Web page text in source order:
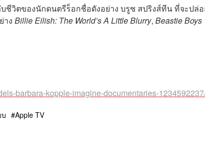
บชีวิตของนักดนตรีร็อกชื่อดังอย่าง บรูซ สปริงส์ทีน ที่จะปล่
าง Billie Eilish: The World’s A Little Blurry, Beastie Boys
barbara-kopple-imagine-documentaries-
Apple TV